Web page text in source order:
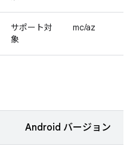
サポート対
象
mc/az
Android バージョン